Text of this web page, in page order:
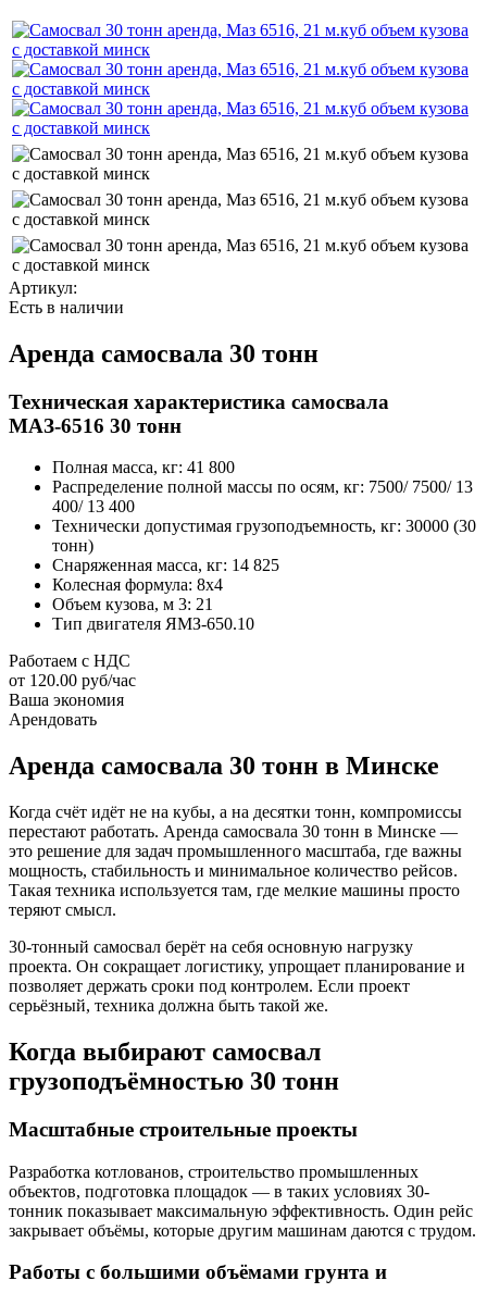
Артикул:
Есть в наличии
Аренда самосвала 30 тонн
Техническая характеристика самосвала
МАЗ-6516 30 тонн
Полная масса, кг: 41 800
Распределение полной массы по осям, кг: 7500/ 7500/ 13
400/ 13 400
Технически допустимая грузоподъемность, кг: 30000 (30
тонн)
Снаряженная масса, кг: 14 825
Колесная формула: 8х4
Объем кузова, м 3: 21
Тип двигателя ЯМЗ-650.10
Работаем с НДС
от 120.00 руб/час
Ваша экономия
Арендовать
Аренда самосвала 30 тонн в Минске
Когда счёт идёт не на кубы, а на десятки тонн, компромиссы
перестают работать. Аренда самосвала 30 тонн в Минске —
это решение для задач промышленного масштаба, где важны
мощность, стабильность и минимальное количество рейсов.
Такая техника используется там, где мелкие машины просто
теряют смысл.
30-тонный самосвал берёт на себя основную нагрузку
проекта. Он сокращает логистику, упрощает планирование и
позволяет держать сроки под контролем. Если проект
серьёзный, техника должна быть такой же.
Когда выбирают самосвал
грузоподъёмностью 30 тонн
Масштабные строительные проекты
Разработка котлованов, строительство промышленных
объектов, подготовка площадок — в таких условиях 30-
тонник показывает максимальную эффективность. Один рейс
закрывает объёмы, которые другим машинам даются с трудом.
Работы с большими объёмами грунта и